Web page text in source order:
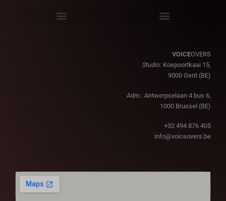
VOICEOVERS
Studio: Koepoortkaai 15,
9000 Gent (BE)
Adm. : Antwerpselaan 4 bus 6,
1000 Brussel (BE)
+32 494 876 405
info@voiceovers.be